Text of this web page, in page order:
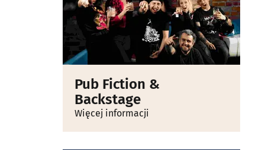
Pub Fiction &
Backstage
Więcej informacji